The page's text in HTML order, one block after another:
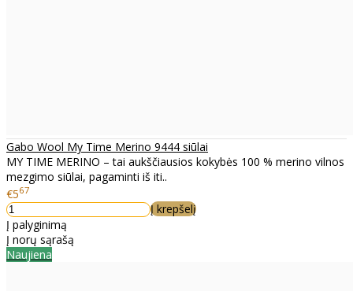
Gabo Wool My Time Merino 9444 siūlai
MY TIME MERINO – tai aukščiausios kokybės 100 % merino vilnos
mezgimo siūlai, pagaminti iš iti..
€567
Į krepšelį
Į palyginimą
Į norų sąrašą
Naujiena